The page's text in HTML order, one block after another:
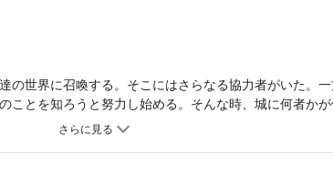
の世界に召喚する。そこにはさらなる協力者がいた。
ことを知ろうと努力し始める。そんな時、城に何者か
を受けた理央の目の前に現れたのは、なんと真央だっ